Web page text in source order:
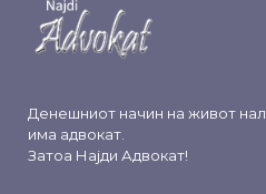
Денешниот начин на живот
има адвокат.
Затоа Најди Адвокат!